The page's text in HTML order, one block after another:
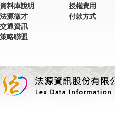
資料庫說明
法源徵才
交通資訊
策略聯盟
授權費用
付款方式